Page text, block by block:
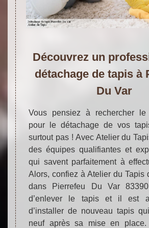
Découvrez un
détachage de tapis à
Du Var
Vous pensiez à rechercher le
pour le détachage de vos
surtout pas ! Avec Atelier du
des équipes qualifiantes et
qui savent parfaitement à
Alors, confiez à Atelier du Tapis
dans Pierrefeu Du Var
d’enlever le tapis et il est
d’installer de nouveau tapis
neuf après sa mise en place.